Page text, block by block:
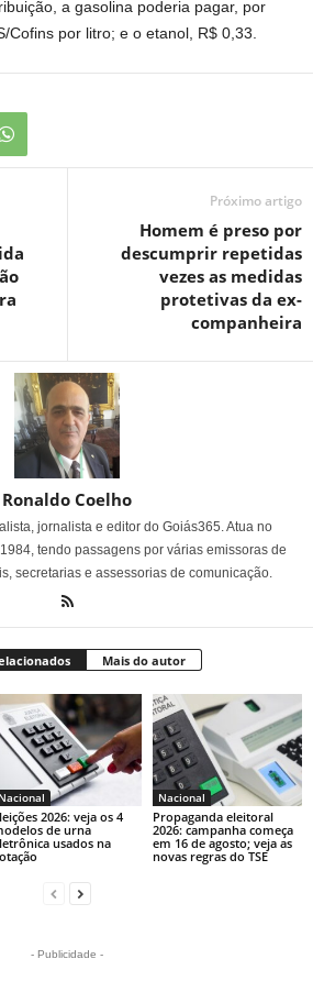
a gasolina poderia pagar, por
Cofins por litro; e o etanol, R$ 0,33.
Próximo artigo
Homem é preso por
descumprir repetidas
vezes as medidas
protetivas da ex-
companheira
Ronaldo Coelho
jornalista e editor do Goiás365. Atua no
tendo passagens por várias emissoras de
secretarias e assessorias de comunicação.
Mais do autor
Nacional
2026: veja os 4
de urna
usados na
Nacional
Propaganda eleitoral
2026: campanha começa
em 16 de agosto; veja as
novas regras do TSE
- Publicidade -